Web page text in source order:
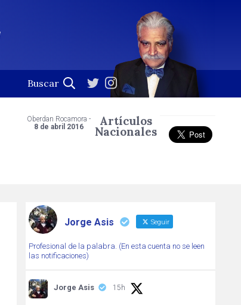
Oberdan Rocamora -
8 de abril 2016
Artículos
Nacionales
Jorge Asis Seguir
Profesional de la palabra. (En esta cuenta no se leen
las notificaciones)
Jorge Asis 15h